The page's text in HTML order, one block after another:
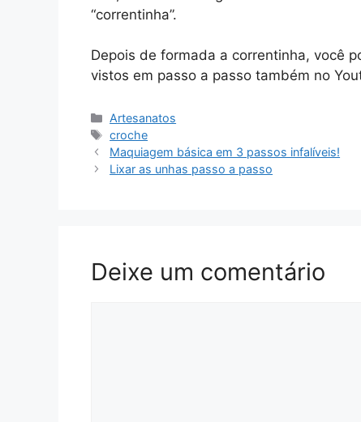
“correntinha”.
Depois de formada a correntinha, você
vistos em passo a passo também no
Categorias
Artesanatos
Tags
croche
Maquiagem básica em 3 passos infalíveis!
Lixar as unhas passo a passo
Deixe um comentário